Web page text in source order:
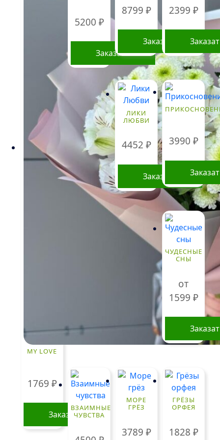
MY LOVE
1769 ₽
Заказать
5200 ₽
Заказать
8799 ₽
Заказать
2399 ₽
ЛИКИ
ЛЮБВИ
4452 ₽
Заказать
3990 ₽
ЧУДЕСНЫЕ
СНЫ
от
1599 ₽
Этот
Опции
выбрать
ВЗАИМНЫЕ
ЧУВСТВА
МОРЕ
ГРЁЗ
3789 ₽
ГРЁЗЫ
ОРФЕЯ
1828 ₽